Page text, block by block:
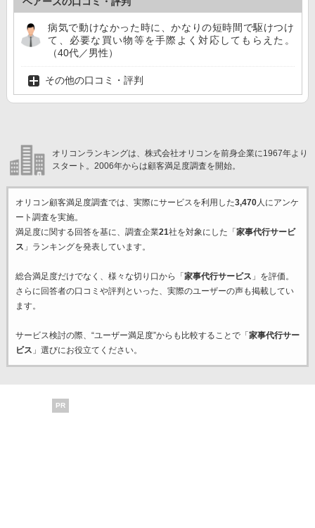
病気で動けなかった時に、かなりの短時間で駆けつけ
て、必要な買い物等を手際よく対応してもらえた。
（40代／男性）
その他の口コミ・評判
オリコンランキングは、株式会社オリコンを前身企業に1967年より
スタート。2006年からは顧客満足度調査を開始。
オリコン顧客満足度調査では、実際にサービスを利用した3,470人にアンケ
ート調査を実施。
満足度に関する回答を基に、調査企業21社を対象にした「 家事代行サービ
ス 」ランキングを発表しています。
総合満足度だけでなく、様々な切り口から「 家事代行サービス 」を評価。
さらに回答者の口コミや評判といった、実際のユーザーの声も掲載してい
ます。
サービス検討の際、“ユーザー満足度”からも比較することで「 家事代行サー
ビス 」選びにお役立てください。
PR